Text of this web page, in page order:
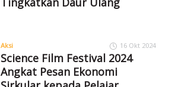
Aksi 16 Okt 2024
Science Film Festival 2024
Angkat Pesan Ekonomi